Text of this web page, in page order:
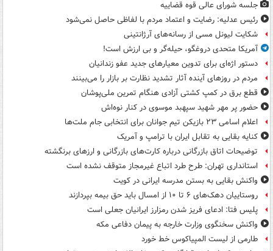
جلسه شورای عالی قوه قضاییه
رئیس عدلیه: رضایت و اعتماد مردم با لفاظی حاصل نمی‌شود
شکایت لیونل مسی از رسانه‌های آرژانتینی
آمریکا متحدی دروغگو، حیله‌گر و بی ارزش است!
دستور اژه‌ای برای تدوین معیارهای جدید عفو زندانیان
مردم در روزهای آینده آثار تشدید نظارت بر بازار را می‌بینند
قطع برق در کمپ کشتی آزادی هنگام تمرین ملی‌پوشان
حضور پر مهر شهید سپهبد موسوی در کنار نوه‌اش
اعلام اسامی ۲۳ بازیکن تیم جوانان برای انتخابی جام ملت‌ها
کنایه بقایی به تقابل ایران با ترامپ و آمریک
توضیحات اتاق بازرگانی درباره کارت‌های بازرگانی و ارزهای برنگشته
استانداری تهران: طرح طرد اتباع غیرمجاز متوقف نشده است
واکنش بقایی به بستن مدرسه ایرانی در کویت
روستاییان دهک‌های ۶ تا ۱۰ از امسال باید حق بیمه بپردازند
پلیس فتا: ادعای فریز شدن رمزارز ایرانیان جعلی است
واکنش سخنگوی وزارت خارجه به پیمان دفاعی مکه
طارمی از لیست المپیاکوس خط خورد